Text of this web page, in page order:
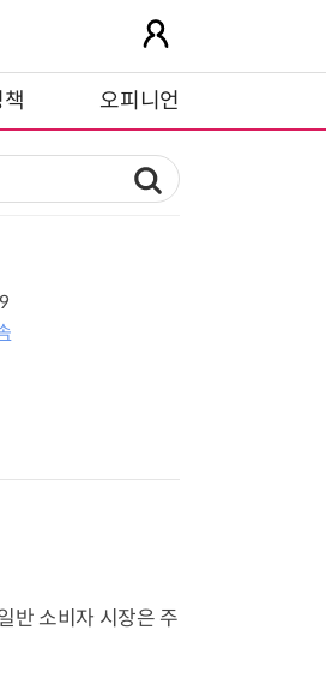
오피니언
반 소비자 시장은 주